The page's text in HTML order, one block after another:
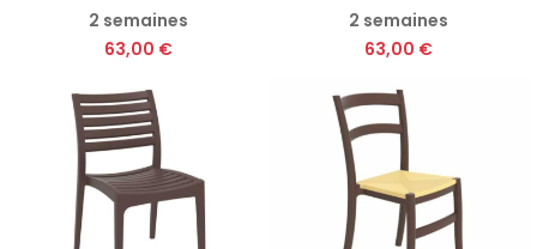
2 semaines
63,00 €
2 semaines
63,00 €